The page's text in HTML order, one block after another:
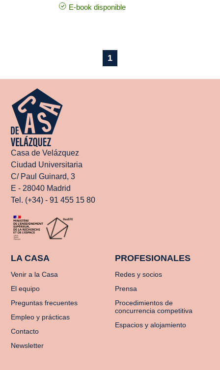
E-book disponible
1
Casa de Velázquez
Ciudad Universitaria
C/ Paul Guinard, 3
E - 28040 Madrid
Tel. (+34) - 91 455 15 80
LA CASA
Venir a la Casa
El equipo
Preguntas frecuentes
Empleo y prácticas
Contacto
Newsletter
PROFESIONALES
Redes y socios
Prensa
Procedimientos de
concurrencia competitiva
Espacios y alojamiento